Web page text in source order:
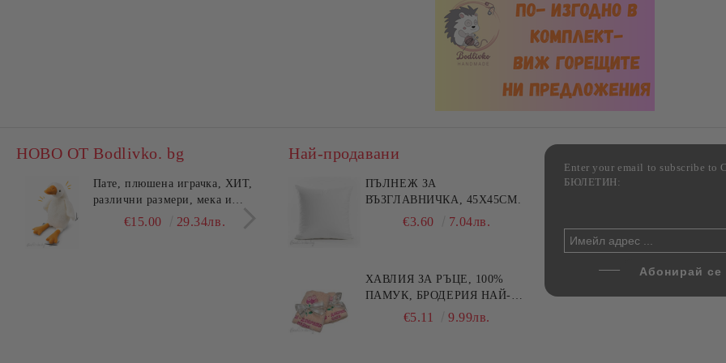
НОВО ОТ Bodlivko. bg
Пате, плюшена играчка, ХИТ,
различни размери, мека и
гушлива€15.00 29.34лв.
Калъфка за възглавница ,
едноцветна, 100% памук,
различни цветове по избор
€4.00 7.82лв.
Комплект за алкохолни
Най-продавани
ПЪЛНЕЖ ЗА
ВЪЗГЛАВНИЧКА, 45X45СМ.
€3.60 7.04лв.
ХАВЛИЯ ЗА РЪЦЕ, 100%
ПАМУК, БРОДЕРИЯ НАЙ-
ДОБАРАТА МАЙКА/БАБА ,
€5.11 9.99лв.
Enter your email to subscribe
БЮЛЕТИН: